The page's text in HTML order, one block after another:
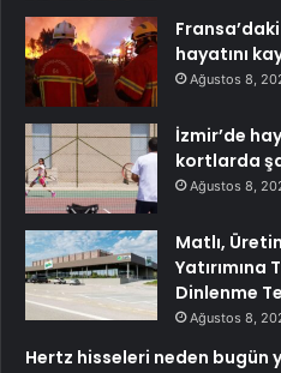
hayatını
Ağustos 8,
İzmir’de
kortlarda
Ağustos 8,
Matlı,
Yatırımına
Dinlenme
Ağustos 8,
Hertz hisseleri neden bugün